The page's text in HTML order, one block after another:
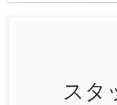
スタ